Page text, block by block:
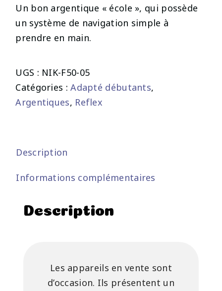
Un bon argentique « école », qui possède
un système de navigation simple à
prendre en main.
UGS : NIK-F50-05
Catégories :Adapté débutants,
Argentiques, Reflex
Description
Informations complémentaires
Description
Les appareils en vente sont
d’occasion. Ils présentent un